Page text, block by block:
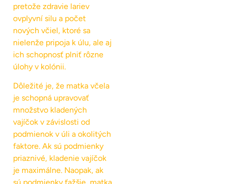
pretože zdravie lariev
ovplyvní silu a počet
nových včiel, ktoré sa
nielenže pripoja k úlu, ale aj
ich schopnosť plniť rôzne
úlohy v kolónii.
Dôležité je, že matka včela
je schopná upravovať
množstvo kladených
vajíčok v závislosti od
podmienok v úli a okolitých
faktore. Ak sú podmienky
priaznivé, kladenie vajíčok
je maximálne. Naopak, ak